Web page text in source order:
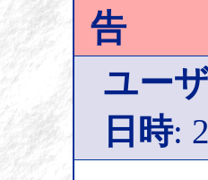
告
ユー
日時: